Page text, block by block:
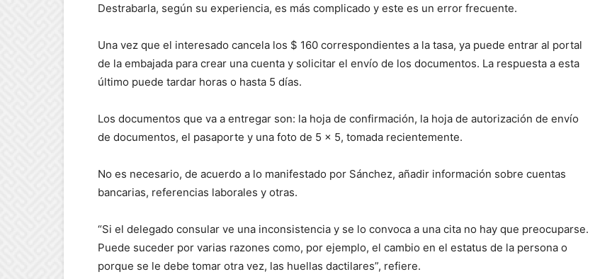
Destrabarla, según su experiencia, es más complicado y este es un error frecuente.
Una vez que el interesado cancela los $ 160 correspondientes a la tasa, ya puede entrar al portal
de la embajada para crear una cuenta y solicitar el envío de los documentos. La respuesta a esta
último puede tardar horas o hasta 5 días.
Los documentos que va a entregar son: la hoja de confirmación, la hoja de autorización de envío
de documentos, el pasaporte y una foto de 5 x 5, tomada recientemente.
No es necesario, de acuerdo a lo manifestado por Sánchez, añadir información sobre cuentas
bancarias, referencias laborales y otras.
“Si el delegado consular ve una inconsistencia y se lo convoca a una cita no hay que preocuparse.
Puede suceder por varias razones como, por ejemplo, el cambio en el estatus de la persona o
porque se le debe tomar otra vez, las huellas dactilares”, refiere.